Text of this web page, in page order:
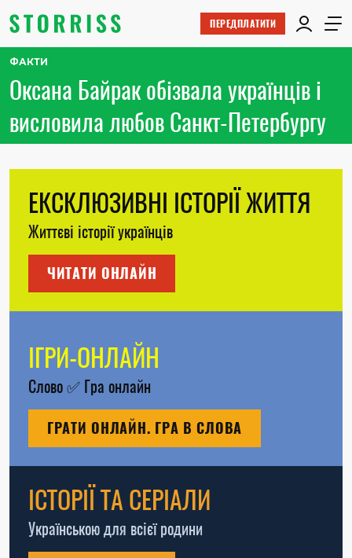
ПЕРЕДПЛАТИТИ
ФАКТИ
Оксана Байрак обізвала українців і
висловила любов Санкт-Петербургу
ЕКСКЛЮЗИВНІ ІСТОРІЇ ЖИТТЯ
Життєві історії українців
ЧИТАТИ ОНЛАЙН
ІГРИ-ОНЛАЙН
Слово✅ Гра онлайн
ГРАТИ ОНЛАЙН. ГРА В СЛОВА
ІСТОРІЇ ТА СЕРІАЛИ
Українською для всієї родини